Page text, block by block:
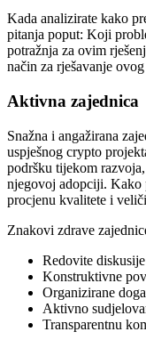
Kada analizirate kako
pitanja poput: Koji
potražnja za ovim
način za rješavanje
Aktivna zajednica
Snažna i angažirana
uspješnog crypto
podršku tijekom
njegovoj adopciji. Kako
procjenu kvalitete i
Znakovi zdrave
Redovite
Konstruktivne
Organizirane
Aktivno
Transparentnu